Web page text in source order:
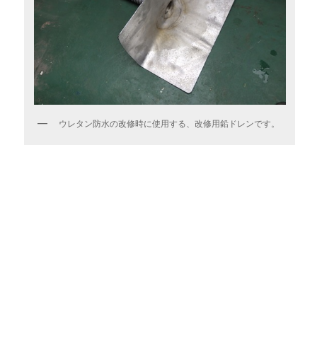
ウレタン防水の改修時に使用する、改修用鉛ドレンです。